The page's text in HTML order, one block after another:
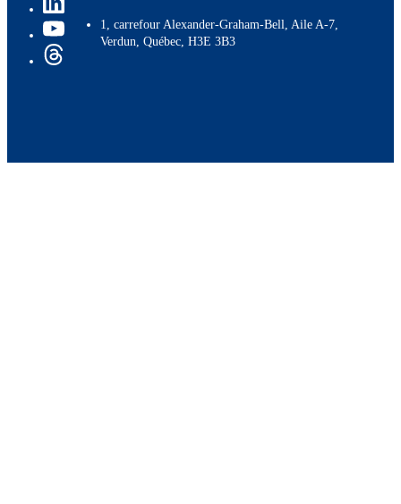
1, carrefour Alexander-Graham-Bell, Aile A-7,
Verdun, Québec, H3E 3B3